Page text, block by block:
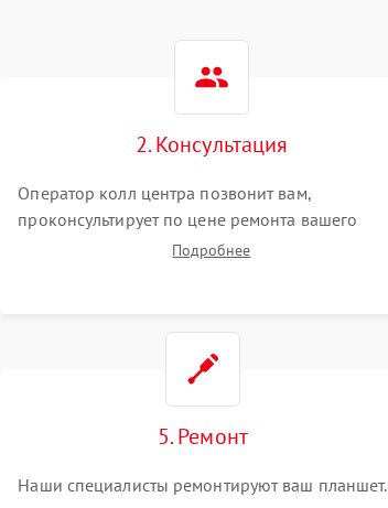
2. Консультация
Оператор колл центра позвонит вам,
проконсультирует по цене ремонта вашего
планшета а также ответит на все ваши вопросы.
Подробнее
5. Ремонт
Наши специалисты ремонтируют ваш планшет.